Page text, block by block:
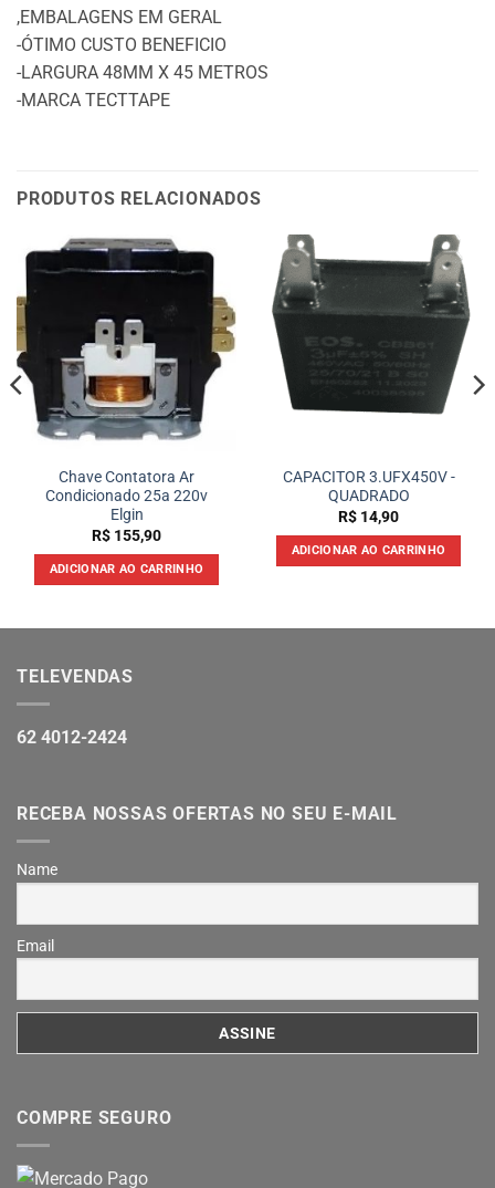
,EMBALAGENS EM GERAL
-ÓTIMO CUSTO BENEFICIO
-LARGURA 48MM X 45 METROS
-MARCA TECTTAPE
PRODUTOS RELACIONADOS
Chave Contatora Ar
Condicionado 25a 220v
Elgin
R$ 155,90
ADICIONAR AO CARRINHO
CAPACITOR 3.UFX450V -
QUADRADO
R$ 14,90
ADICIONAR AO CARRINHO
TELEVENDAS
62 4012-2424
RECEBA NOSSAS OFERTAS NO SEU E-MAIL
Name
Email
COMPRE SEGURO